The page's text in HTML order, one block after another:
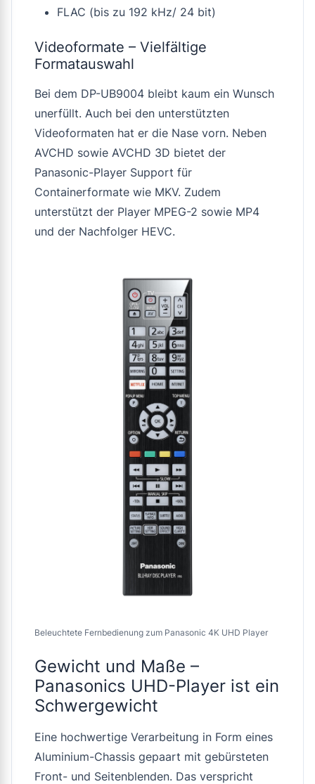
FLAC (bis zu 192 kHz/ 24 bit)
Videoformate – Vielfältige
Formatauswahl
Bei dem DP-UB9004 bleibt kaum ein Wunsch
unerfüllt. Auch bei den unterstützten
Videoformaten hat er die Nase vorn. Neben
AVCHD sowie AVCHD 3D bietet der
Panasonic-Player Support für
Containerformate wie MKV. Zudem
unterstützt der Player MPEG-2 sowie MP4
und der Nachfolger HEVC.
Beleuchtete Fernbedienung zum Panasonic 4K UHD Player
Gewicht und Maße –
Panasonics UHD-Player ist ein
Schwergewicht
Eine hochwertige Verarbeitung in Form eines
Aluminium-Chassis gepaart mit gebürsteten
Front- und Seitenblenden. Das verspricht